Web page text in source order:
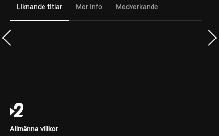
Liknande titlar Mer info Medverkande
Allmänna villkor